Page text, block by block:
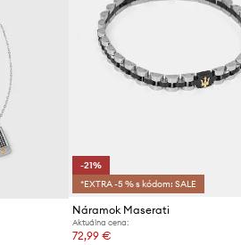
-21%
*EXTRA -5 % s kódom: SALE
Náramok Maserati
Aktuálna cena:
72,99 €